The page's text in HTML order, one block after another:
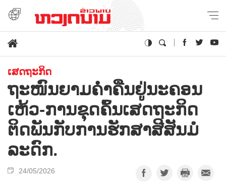
ເສດຖະກິດ
ຖະ​ໜົນ​ຍາມ​ຄ່ຳ​ຄືນ​ຢູ່​ນະ​ຄອນ
ເຫ້ວ-ການ​ຂຸດ​ຄົ້ນ​ເສດ​ຖະ​ກິດ
ຕິດ​ພັນ​ກັບ​ການ​ຮັກ​ສາ​ສີ​ສັນ​ມໍ​
ລະ​ດົກ.
24/05/2026